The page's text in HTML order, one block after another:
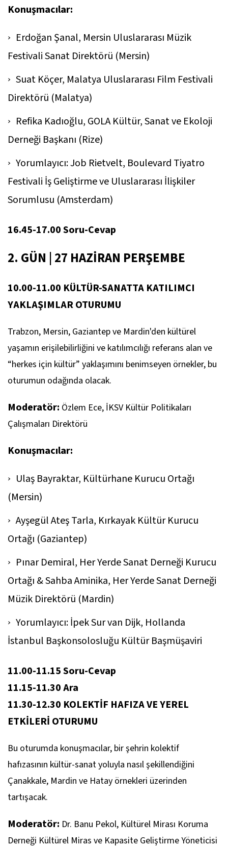
Konuşmacılar:
Erdoğan Şanal, Mersin Uluslararası Müzik
Festivali Sanat Direktörü (Mersin)
Suat Köçer, Malatya Uluslararası Film Festivali
Direktörü (Malatya)
Refika Kadıoğlu, GOLA Kültür, Sanat ve Ekoloji
Derneği Başkanı (Rize)
Yorumlayıcı: Job Rietvelt, Boulevard Tiyatro
Festivali İş Geliştirme ve Uluslararası İlişkiler
Sorumlusu (Amsterdam)
16.45-17.00 Soru-Cevap
2. GÜN | 27 HAZİRAN PERŞEMBE
10.00-11.00 KÜLTÜR-SANATTA KATILIMCI
YAKLAŞIMLAR OTURUMU
Trabzon, Mersin, Gaziantep ve Mardin'den kültürel
yaşamın erişilebilirliğini ve katılımcılığı referans alan ve
“herkes için kültür” yaklaşımını benimseyen örnekler, bu
oturumun odağında olacak.
Moderatör: Özlem Ece, İKSV Kültür Politikaları
Çalışmaları Direktörü
Konuşmacılar:
Ulaş Bayraktar, Kültürhane Kurucu Ortağı
(Mersin)
Ayşegül Ateş Tarla, Kırkayak Kültür Kurucu
Ortağı (Gaziantep)
Pınar Demiral, Her Yerde Sanat Derneği Kurucu
Ortağı & Sahba Aminika, Her Yerde Sanat Derneği
Müzik Direktörü (Mardin)
Yorumlayıcı: İpek Sur van Dijk, Hollanda
İstanbul Başkonsolosluğu Kültür Başmüşaviri
11.00-11.15 Soru-Cevap
11.15-11.30 Ara
11.30-12.30 KOLEKTİF HAFIZA VE YEREL
ETKİLERİ OTURUMU
Bu oturumda konuşmacılar, bir şehrin kolektif
hafızasının kültür-sanat yoluyla nasıl şekillendiğini
Çanakkale, Mardin ve Hatay örnekleri üzerinden
tartışacak.
Moderatör: Dr. Banu Pekol, Kültürel Mirası Koruma
Derneği Kültürel Miras ve Kapasite Geliştirme Yöneticisi